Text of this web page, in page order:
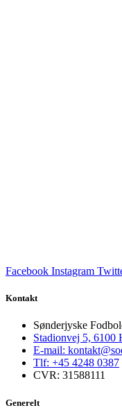
Facebook Instagram
Kontakt
Sønderjyske
Stadionvej 5, 6100
E-mail:
Tlf: +45 4248 0387
CVR: 31588111
Generelt